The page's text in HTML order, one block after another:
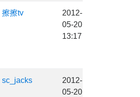
擦擦tv
2012-
05-20
13:17
sc_jacks
2012-
05-20